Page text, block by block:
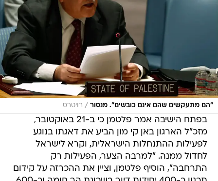
"הם מתעקשים שהם אינם כובשים". מנסור / רויטרס
בפתח הישיבה אמר פלטמן כי ב-21 באוקטובר,
מזכ"ל הארגון באן קי מון הביע את דאגתו בנוגע
לפעילות ההתנחלות הישראלית, וקרא לישראל
לחדול ממנה. "למרבה הצער, הפעילות רק
התרחבה", הוסיף פלטמן, וציין את ההכרזה על קידום